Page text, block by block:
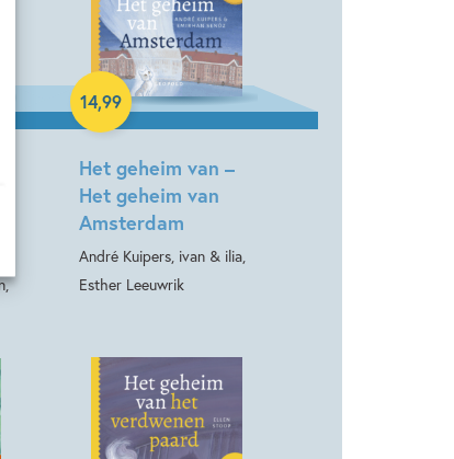
Het geheim van –
Het geheim van
Amsterdam
André Kuipers, ivan & ilia,
Esther Leeuwrik
14,99
Hardcover